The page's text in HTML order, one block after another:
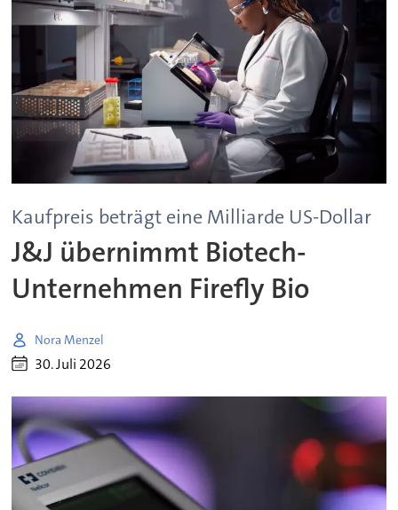
Kaufpreis beträgt eine Milliarde US-Dollar
J&J übernimmt Biotech-
Unternehmen Firefly Bio
Nora Menzel
30. Juli 2026